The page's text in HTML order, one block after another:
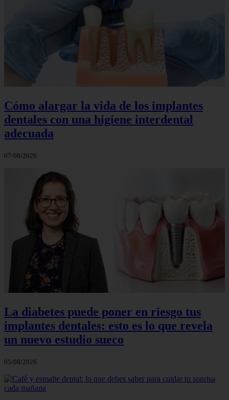
Cómo alargar la vida de los implantes
dentales con una higiene interdental
adecuada
07/08/2026
La diabetes puede poner en riesgo tus
implantes dentales: esto es lo que revela
un nuevo estudio sueco
05/08/2026